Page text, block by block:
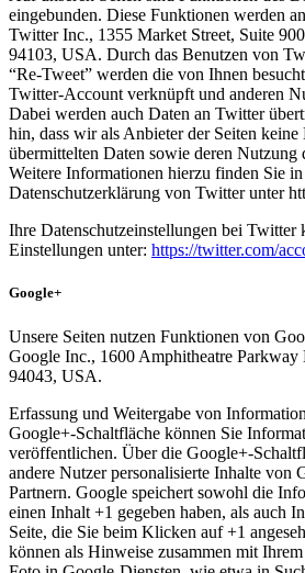
eingebunden. Diese Funktionen werden
Twitter Inc., 1355 Market Street, Suite
94103, USA. Durch das Benutzen von
“Re-Tweet” werden die von Ihnen
Twitter-Account verknüpft und anderen
Dabei werden auch Daten an Twitter
hin, dass wir als Anbieter der Seiten
übermittelten Daten sowie deren Nutzung
Weitere Informationen hierzu finden Sie
Datenschutzerklärung von Twitter unter
Ihre Datenschutzeinstellungen bei
Einstellungen unter: https://twitter.com/
Google+
Unsere Seiten nutzen Funktionen von
Google Inc., 1600 Amphitheatre
94043, USA.
Erfassung und Weitergabe von
Google+-Schaltfläche können Sie
veröffentlichen. Über die Google+-
andere Nutzer personalisierte Inhalte von
Partnern. Google speichert sowohl die
einen Inhalt +1 gegeben haben, als auch
Seite, die Sie beim Klicken auf +1
können als Hinweise zusammen mit